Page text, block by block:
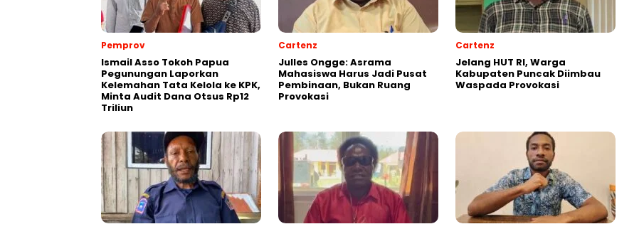
Pemprov
Ismail Asso Tokoh Papua
Pegunungan Laporkan
Kelemahan Tata Kelola ke KPK,
Minta Audit Dana Otsus Rp12
Triliun
Cartenz
Julles Ongge: Asrama
Mahasiswa Harus Jadi Pusat
Pembinaan, Bukan Ruang
Provokasi
Cartenz
Jelang HUT RI, Warga
Kabupaten Puncak Diimbau
Waspada Provokasi